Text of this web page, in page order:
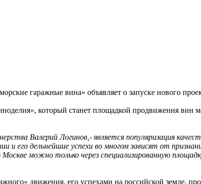
гаражные вина» объявляет о запуске нового
который станет площадкой продвижения вин
Валерий Логинов,- является популяризация
его дельнейшие успехи во многом зависят от
можно только через специализированную
движения, его успехами на российской земле,